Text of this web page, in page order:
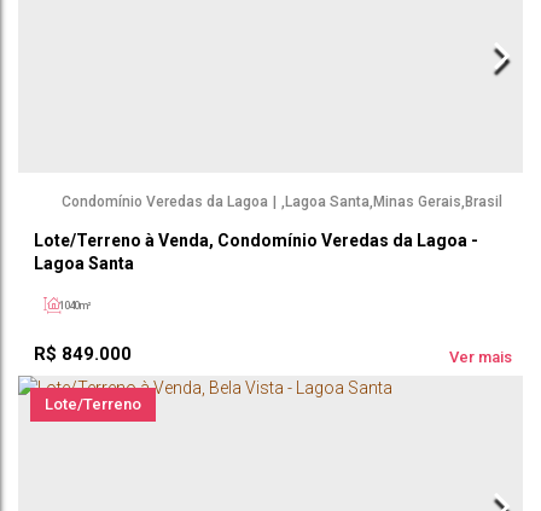
Lote/Terreno à Venda, Condomínio Veredas da Lagoa -
Lagoa Santa
R$ 849.000
Condomínio Veredas da Lagoa Lagoa Santa Minas Gerais Brasil
1040m²
Ver mais
Lote/Terreno